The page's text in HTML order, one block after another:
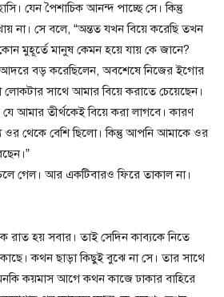
যেন পৈশাচিক আনন্দ পাচ্ছে সে। কিন্তু
না। সে বলে, “অন্তত যখন বিয়ে করেছি তখন
মুহূর্তে মানুষ কেমন হয়ে যায় কে জানে?
বড় করেছিলেন, অবশেষে নিজের ইগোর
সাথে আমার বিয়ে করাতে চেয়েছেন।
আমার তীর্থকেই বিয়ে করা লাগবে। কারণ
থেকে বেশি ছিলো। কিন্তু আপনি আমাকে ওর
গেল। আর একটিবারও ফিরে তাকাল না।
হয় সবার। তাই সেদিন কাব্যকে নিতে
কথন ছাড়া কিছুই বুঝে না সে। তার সাথে
কয়মাস আগে কথন কাজে ঢাকার বাহিরে